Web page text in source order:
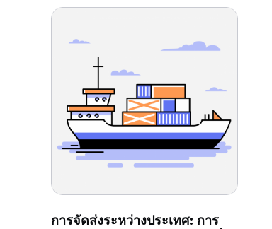
การจัดส่งระหว่างประเทศ: การ